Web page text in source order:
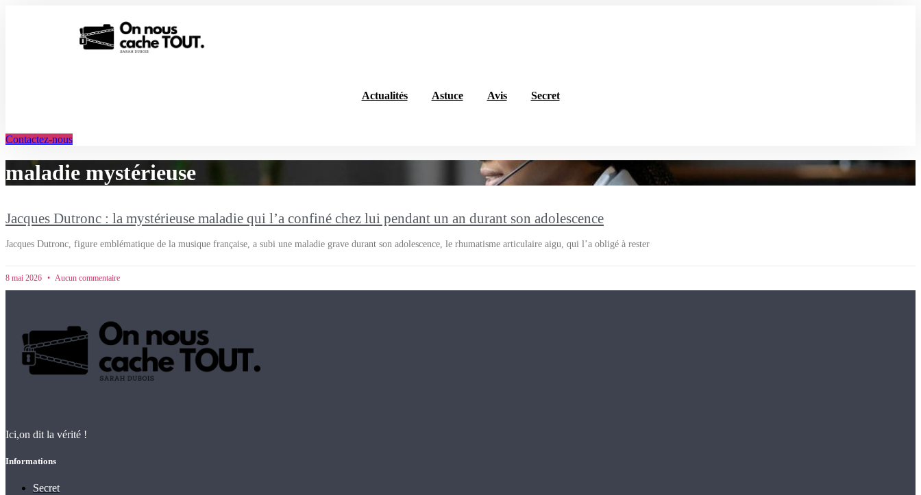
Actualités Astuce Avis Secret
Contactez-nous
maladie mystérieuse
Jacques Dutronc : la mystérieuse maladie qui l’a confiné chez lui pendant un an durant son adolescence
Jacques Dutronc, figure emblématique de la musique française, a subi une maladie grave durant son adolescence, le rhumatisme articulaire aigu, qui l’a obligé à rester
8 mai 2026 Aucun commentaire
Ici,on dit la vérité !
Informations
Secret